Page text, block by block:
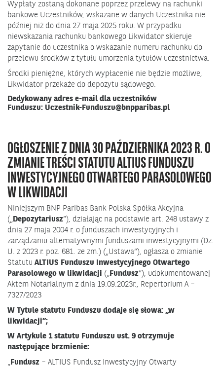
Wypłaty zostaną dokonane poprzez przelewy na rachunki
bankowe Uczestników, wskazane w danych Uczestnika nie
później niż do dnia 27 maja 2025 roku. W przypadku
niewskazania rachunku bankowego Likwidator skieruje
zapytanie do uczestnika o wskazanie numeru rachunku do
przelewu środków z tytułu umorzenia tytułów uczestnictwa.
Środki pieniężne, których wypłacenie nie będzie możliwe,
Likwidator przekaże do depozytu sądowego.
Dedykowany adres e-mail dla uczestników
Funduszu: Uczestnik-Funduszu@bnpparibas.pl
OGŁOSZENIE Z DNIA 30 PAŹDZIERNIKA 2023 R. O
ZMIANIE TREŚCI STATUTU ALTIUS FUNDUSZU
INWESTYCYJNEGO OTWARTEGO PARASOLOWEGO
W LIKWIDACJI
Niniejszym BNP Paribas Bank Polska Spółka Akcyjna
(„Depozytariusz”), działając na podstawie art. 248 ustawy z
dnia 27 maja 2004 r. o funduszach inwestycyjnych i
zarządzaniu alternatywnymi funduszami inwestycyjnymi (Dz.
U. z 2023 r. poz. 681. ze zm.) („Ustawa”), ogłasza o zmianie
Statutu ALTIUS Funduszu Inwestycyjnego Otwartego
Parasolowego w likwidacji („Fundusz”), udokumentowanej
Aktem Notarialnym z dnia 19.09.2023r., Repertorium A –
7327/2023
W Tytule statutu Funduszu dodaje się słowa: „w
likwidacji”;
W Artykule 1 statutu Funduszu ust. 9 otrzymuje
następujące brzmienie:
„Fundusz – ALTIUS Fundusz Inwestycyjny Otwarty